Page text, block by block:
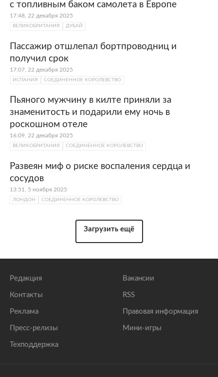
с топливным баком самолета в Европе
17:48, 22 декабря 2025
ВЕЛИКОБРИТАНИЯ ДУБАЙ
Пассажир отшлепал бортпроводниц и
получил срок
17:07, 22 декабря 2025
ИСПАНИЯ СОЕДИНЕННОЕ КОРОЛЕВСТВО
Пьяного мужчину в килте приняли за
знаменитость и подарили ему ночь в
роскошном отеле
16:09, 22 декабря 2025
ВЕЛИКОБРИТАНИЯ СОЕДИНЕННОЕ КОРОЛЕВСТВО
Развеян миф о риске воспаления сердца и
сосудов
13:51, 5 ноября 2025
ЛОНДОН СОЕДИНЕННОЕ КОРОЛЕВСТВО
Загрузить ещё
Редакция
Контакты
Реклама
Пресс-релизы
Техподдержка
Вакансии
RSS
Правовая информация
Мини-игры